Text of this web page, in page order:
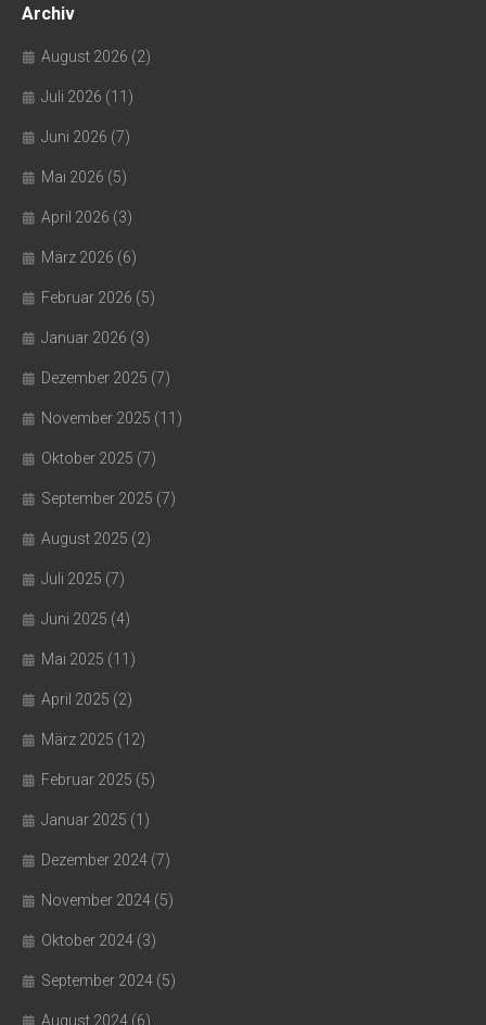
Archiv
August 2026 (2)
Juli 2026 (11)
Juni 2026 (7)
Mai 2026 (5)
April 2026 (3)
März 2026 (6)
Februar 2026 (5)
Januar 2026 (3)
Dezember 2025 (7)
November 2025 (11)
Oktober 2025 (7)
September 2025 (7)
August 2025 (2)
Juli 2025 (7)
Juni 2025 (4)
Mai 2025 (11)
April 2025 (2)
März 2025 (12)
Februar 2025 (5)
Januar 2025 (1)
Dezember 2024 (7)
November 2024 (5)
Oktober 2024 (3)
September 2024 (5)
August 2024 (6)